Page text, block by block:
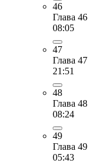
46
Глава 46
08:05
47
Глава 47
21:51
48
Глава 48
08:24
49
Глава 49
05:43